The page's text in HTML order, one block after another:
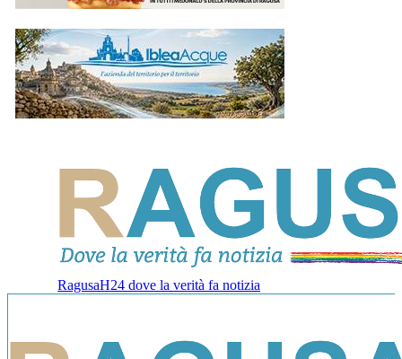
RagusaH24 dove la verità fa notizia